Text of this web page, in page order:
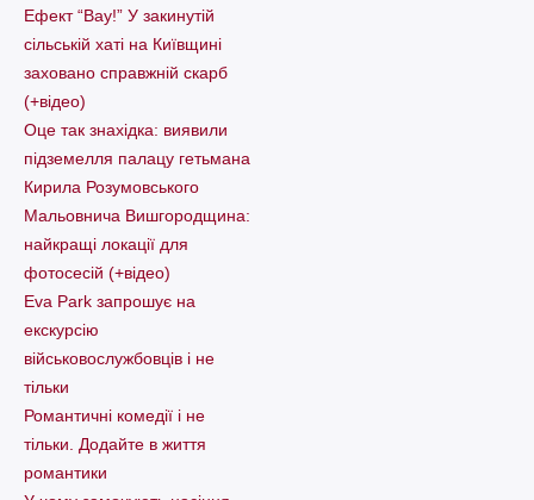
Ефект “Вау!” У закинутій
сільській хаті на Київщині
заховано справжній скарб
(+відео)
Оце так знахідка: виявили
підземелля палацу гетьмана
Кирила Розумовського
Мальовнича Вишгородщина:
найкращі локації для
фотосесій (+відео)
Eva Park запрошує на
екскурсію
військовослужбовців і не
тільки
Романтичні комедії і не
тільки. Додайте в життя
романтики